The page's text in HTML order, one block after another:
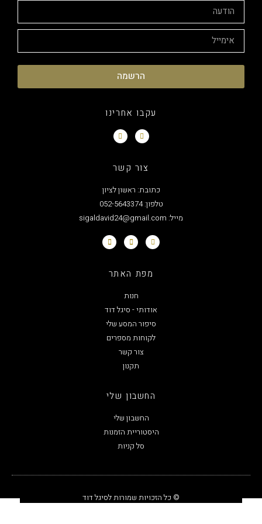
הרשמה
עקבו אחרינו
צור קשר
כתובת: ראשון לציון
טלפון: 052-5643374
מפת האתר
אודותי - סיגל דוד
סיפור המסע שלי
לקוחות מספרים
צור קשר
החשבון שלי
החשבון שלי
היסטוריית הזמנות
סל קניות
© כל הזכויות שמורות לסיגל דוד